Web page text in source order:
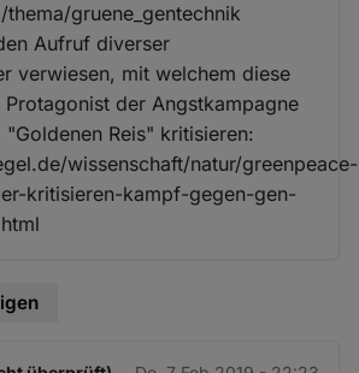
gruene_gentechnik
Aufruf diverser
verwiesen, mit welchem diese
Protagonist der Angstkampagne
Reis" kritisieren:
wissenschaft/natur/greenpeace-
kritisieren-kampf-gegen-gen-